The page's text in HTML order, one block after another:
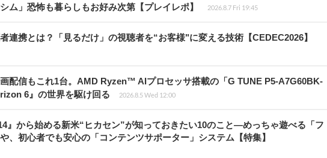
ム」恐怖も暮らしもお好み次第【プレイレポ】
2026.8.7 Fri 19:45
連携とは？「見るだけ」の視聴者を“お客様"に変える技術【CEDEC2026】
配信もこれ1台。AMD Ryzen™ AIプロセッサ搭載の「G TUNE P5-A7G60BK-
6』の世界を駆け回る
2026.8.5 Wed 12:00
』から始める新米“ヒカセン”が知っておきたい10のこと―めっちゃ遊べる「フ
、初心者でも安心の「コンテンツサポーター」システム【特集】